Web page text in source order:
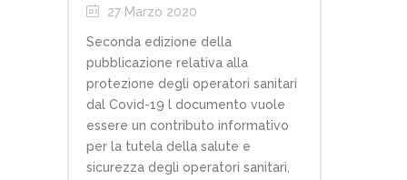
27 Marzo 2020
Seconda edizione della
pubblicazione relativa alla
protezione degli operatori sanitari
dal Covid-19 l documento vuole
essere un contributo informativo
per la tutela della salute e
sicurezza degli operatori sanitari,